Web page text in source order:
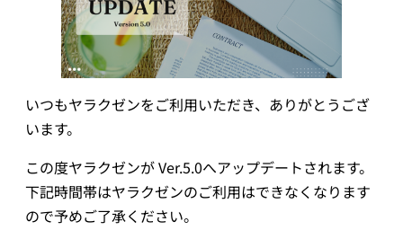
いつもヤラクゼンをご利用いただき、ありがとうござ
います。
この度ヤラクゼンが Ver.5.0へアップデートされます。
下記時間帯はヤラクゼンのご利用はできなくなります
ので予めご了承ください。